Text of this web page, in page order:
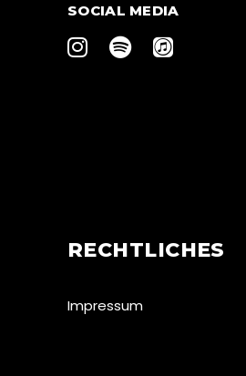
SOCIAL MEDIA
RECHTLICHES
Impressum